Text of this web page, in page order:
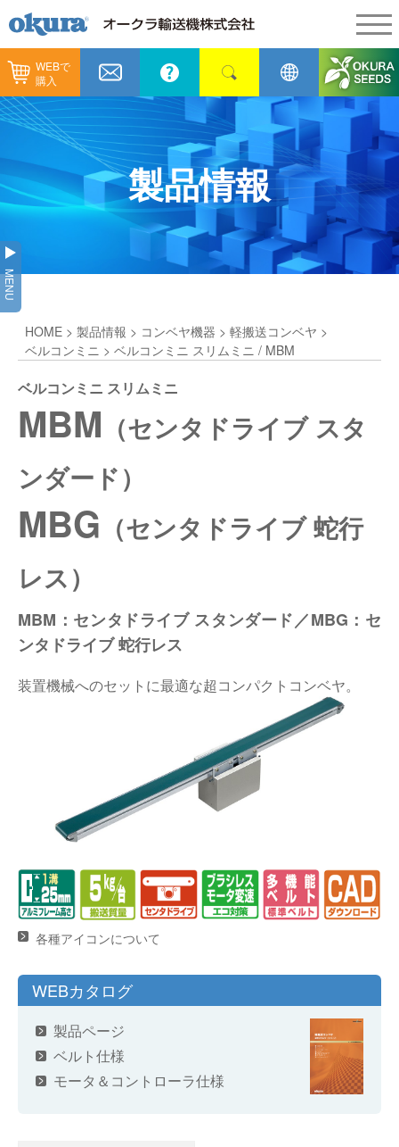
WEBで
購入
製品情報
製品情報
コンベヤ機器
コンベヤ機器を探す
ヒント集
GTPシステム
仕分けシステム
ピッキングシステム
保管システム
パレタイズ・デパレタイズシステム
バンニング・デバンニングシステム
バーチカル装置（垂直搬送機）
周辺機器
納入事例
納入事例
全業種
飲料
通販
食品
メンテナンス
カタログ／CAD
代表あいさつ
企業理念
会社概要
事業所一覧
オークラグループ
事業紹介
沿革
オークラの取組み
採用情報
ショールーム
オークラミュージアム
新着情報
生産終了品
物流用語集
オークラ育英財団
プライバシーポリシー
サイトポリシー
製品情報
MENU
HOME > 製品情報 > コンベヤ機器 > 軽搬送コンベヤ >
ベルコンミニ > ベルコンミニ スリムミニ / MBM
ベルコンミニ スリムミニ
MBM （センタドライブ スタ
ンダード）
MBG （センタドライブ 蛇行
レス）
MBM：センタドライブ スタンダード／MBG：セ
ンタドライブ 蛇行レス
装置機械へのセットに最適な超コンパクトコンベヤ。
各種アイコンについて
WEBカタログ
製品ページ
ベルト仕様
モータ＆コントローラ仕様